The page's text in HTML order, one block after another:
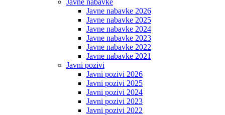
Javne nabavke
Javne nabavke 2026
Javne nabavke 2025
Javne nabavke 2024
Javne nabavke 2023
Javne nabavke 2022
Javne nabavke 2021
Javni pozivi
Javni pozivi 2026
Javni pozivi 2025
Javni pozivi 2024
Javni pozivi 2023
Javni pozivi 2022